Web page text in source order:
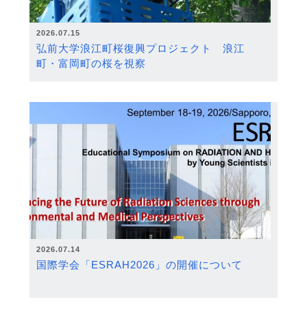
2026.07.15
弘前大学浪江町桜復興プロジェクト 浪江
町・富岡町の桜を視察
2026.07.14
国際学会「ESRAH2026」の開催について